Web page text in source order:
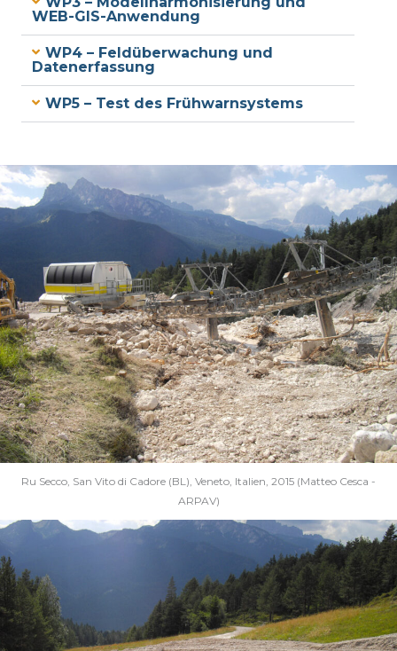
WEB-GIS-Anwendung
WP4 – Feldüberwachung und
Datenerfassung
WP5 – Test des Frühwarnsystems
Ru Secco, San Vito di Cadore (BL), Veneto, Italien, 2015 (Matteo Cesca -
ARPAV)